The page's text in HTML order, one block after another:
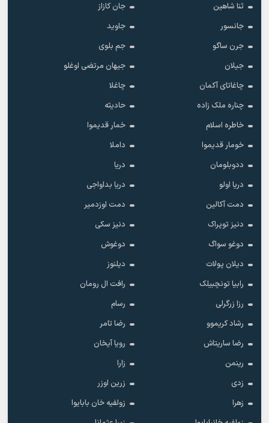
ثنا شاهین
جان کازاز
جانسور
جاوید
جرن ساگو
جم بلوی
جیلان
جیهان مرتضی اوغلو
چاغاتای آکمان
چاغلا
چناره ملک زاده
حادیثه
خاطره اسلام
خمار قدیموا
خومار قدیموا
داملا
ددوبلومان
دریا
دریا اولو
دریا بداواجی
دمت آکالین
دمت اوزدمیر
دنیز توپراک
دنیز سکی
دوغو سواگ
دوغوش
دیلان پولات
دیلنوز
رابیا تونچبیلک
رافت ال رومان
رزا زرگرلی
رسام
رشاد کریموو
رضا تامر
رضا ساریتاش
رویا آیخان
رینمن
زارا
زدی
زرین اوزر
زهرا
زولفیه خان بابایوا